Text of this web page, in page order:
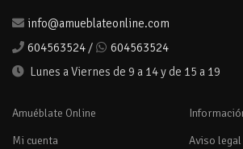
info@amueblateonline.com
604563524 /
604563524
Lunes a Viernes de 9 a 14 y de 15 a 19
Amuéblate Online
Mi cuenta
Aviso legal